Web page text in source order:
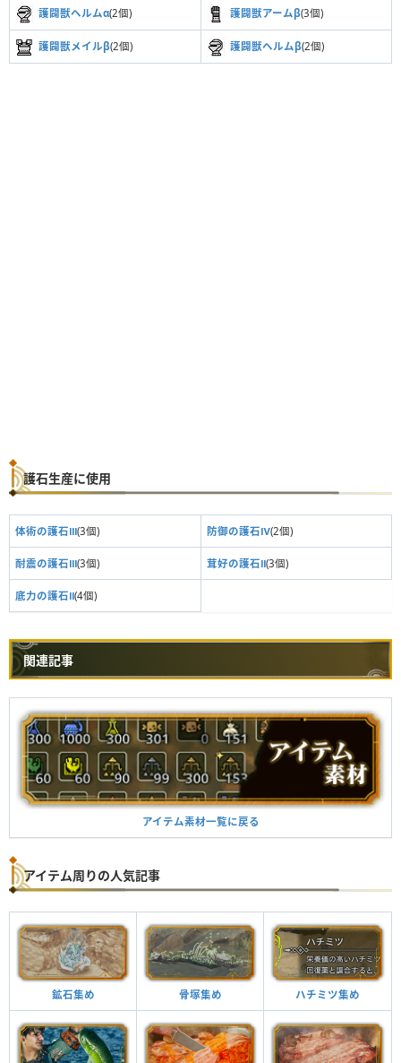
護闢獣ヘルムα(2個) 護闢獣アームβ(3個)
護闢獣メイルβ(2個) 護闢獣ヘルムβ(2個)
護石生産に使用
体術の護石Ⅲ(3個) 防御の護石Ⅳ(2個)
耐震の護石Ⅲ(3個) 茸好の護石Ⅱ(3個)
底力の護石Ⅱ(4個)
関連記事
アイテム素材一覧に戻る
アイテム周りの人気記事
鉱石集め 骨塚集め ハチミツ集め